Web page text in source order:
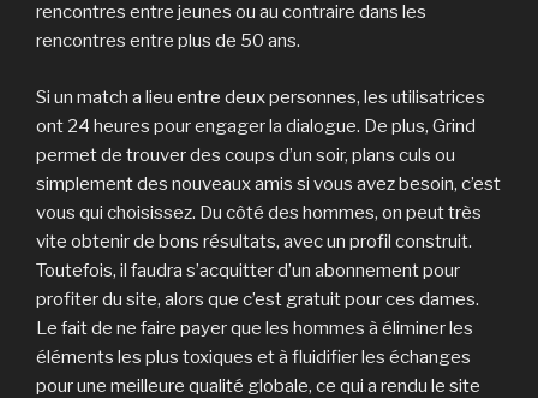
rencontres entre jeunes ou au contraire dans les
rencontres entre plus de 50 ans.
Si un match a lieu entre deux personnes, les utilisatrices
ont 24 heures pour engager la dialogue. De plus, Grind
permet de trouver des coups d’un soir, plans culs ou
simplement des nouveaux amis si vous avez besoin, c’est
vous qui choisissez. Du côté des hommes, on peut très
vite obtenir de bons résultats, avec un profil construit.
Toutefois, il faudra s’acquitter d’un abonnement pour
profiter du site, alors que c’est gratuit pour ces dames.
Le fait de ne faire payer que les hommes à éliminer les
éléments les plus toxiques et à fluidifier les échanges
pour une meilleure qualité globale, ce qui a rendu le site